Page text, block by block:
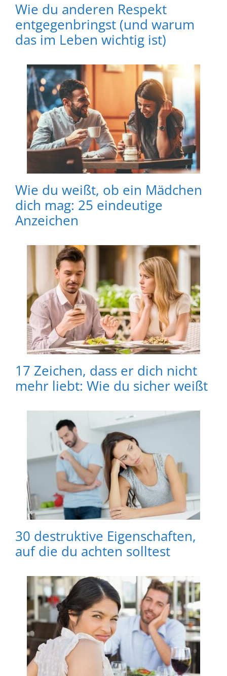
Wie du anderen Respekt
entgegenbringst (und warum
das im Leben wichtig ist)
Wie du weißt, ob ein Mädchen
dich mag: 25 eindeutige
Anzeichen
17 Zeichen, dass er dich nicht
mehr liebt: Wie du sicher weißt
30 destruktive Eigenschaften,
auf die du achten solltest